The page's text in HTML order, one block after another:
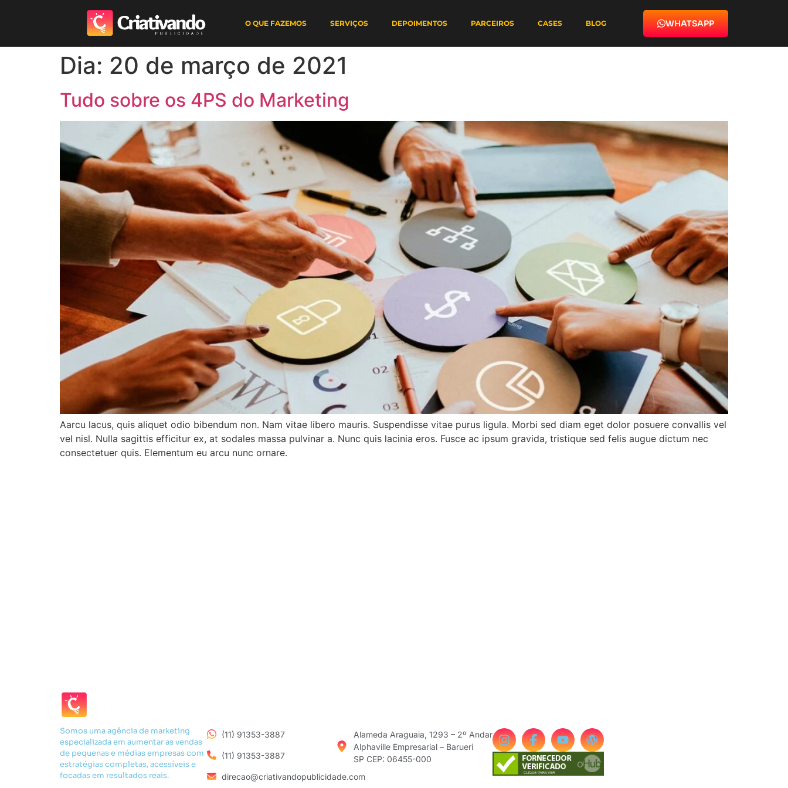
O QUE FAZEMOS SERVIÇOS DEPOIMENTOS PARCEIROS CASES BLOG WHATSAPP
Dia: 20 de março de 2021
Tudo sobre os 4PS do Marketing
Aarcu lacus, quis aliquet odio bibendum non. Nam vitae libero mauris. Suspendisse vitae purus ligula. Morbi sed diam eget dolor posuere convallis vel
vel nisl. Nulla sagittis efficitur ex, at sodales massa pulvinar a. Nunc quis lacinia eros. Fusce ac ipsum gravida, tristique sed felis augue dictum nec
consectetuer quis. Elementum eu arcu nunc ornare.
Somos uma agência de marketing
especializada em aumentar as vendas
de pequenas e médias empresas com
estratégias completas, acessíveis e
focadas em resultados reais.
(11) 91353-3887
(11) 91353-3887
direcao@criativandopublicidade.com
Alameda Araguaia, 1293 – 2º Andar
Alphaville Empresarial – Barueri
SP CEP: 06455-000